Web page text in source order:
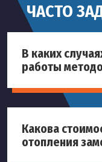
ЧАСТО
В каких
работы
Какова
отопления